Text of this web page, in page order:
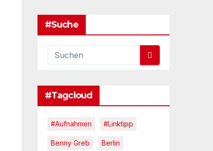
#Suche
#Tagcloud
#Aufnahmen #Linktipp
Benny Greb Berlin